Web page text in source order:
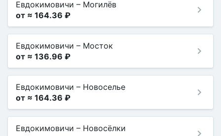
Евдокимовичи – Могилёв
от ≈ 164.36 ₽
Евдокимовичи – Мосток
от ≈ 136.96 ₽
Евдокимовичи – Новоселье
от ≈ 164.36 ₽
Евдокимовичи – Новосёлки